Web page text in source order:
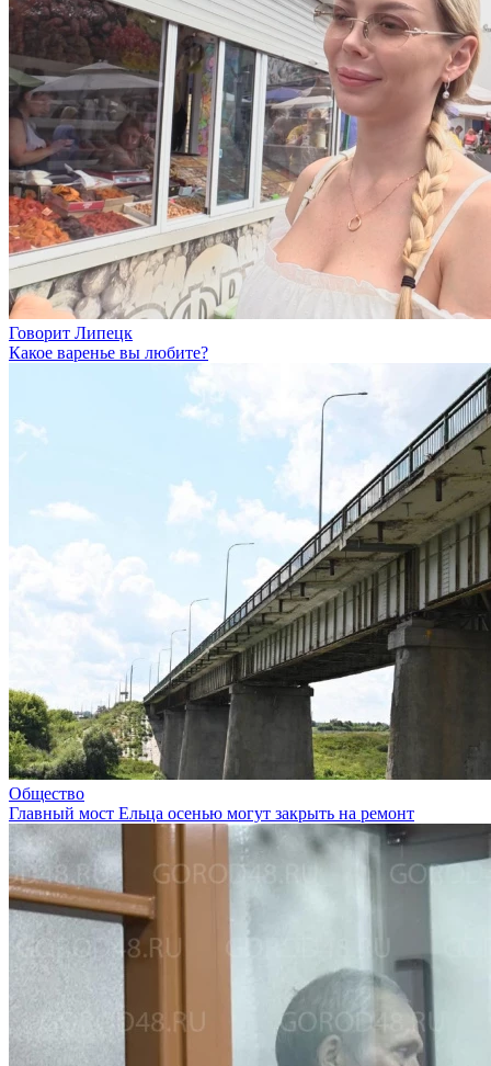
Говорит Липецк
Какое варенье вы любите?
Общество
Главный мост Ельца осенью могут закрыть на ремонт